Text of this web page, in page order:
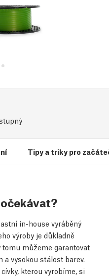
Tipy a triky pro
in-house vyráběný
výroby je důkladně
můžeme garantovat
a vysokou stálost barev.
kterou vyrobíme, si